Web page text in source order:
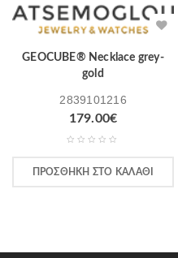
GEOCUBE® Necklace grey-
gold
2839101216
179.00€
ΠΡΟΣΘΉΚΗ ΣΤΟ ΚΑΛΆΘΙ